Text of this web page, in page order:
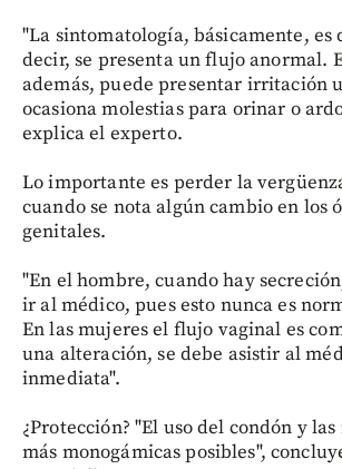
"La sintomatología, básicamente, es
decir, se presenta un flujo anormal.
además, puede presentar irritación
ocasiona molestias para orinar o
explica el experto.
Lo importante es perder la
cuando se nota algún cambio en los
genitales.
"En el hombre, cuando hay
ir al médico, pues esto nunca es
En las mujeres el flujo vaginal es
una alteración, se debe asistir al
inmediata".
¿Protección? "El uso del condón y
más monogámicas posibles",